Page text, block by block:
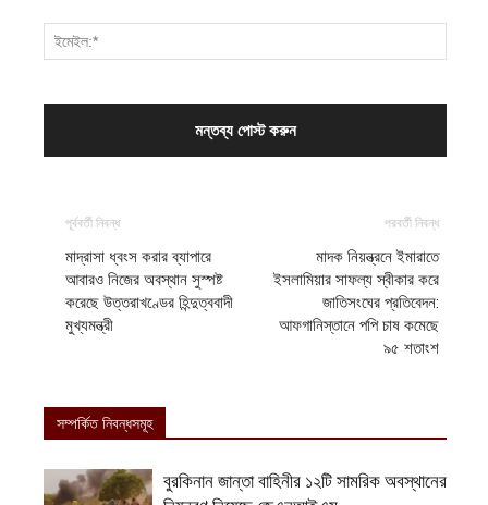
পূর্ববর্তী নিবন্ধ
মাদ্রাসা ধ্বংস করার ব্যাপারে
আবারও নিজের অবস্থান সুস্পষ্ট
করেছে উত্তরাখণ্ডের হিন্দুত্ববাদী
মুখ্যমন্ত্রী
পরবর্তী নিবন্ধ
মাদক নিয়ন্ত্রনে ইমারাতে
ইসলামিয়ার সাফল্য স্বীকার করে
জাতিসংঘের প্রতিবেদন:
আফগানিস্তানে পপি চাষ কমেছে
৯৫ শতাংশ
সম্পর্কিত নিবন্ধসমূহ
বুরকিনান জান্তা বাহিনীর ১২টি সামরিক অবস্থানের